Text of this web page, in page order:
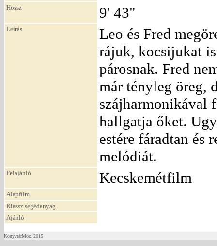
Hossz 9' 43"
Leírás
Leo és Fred
rájuk, kocsijukat
párosnak. Fred
már tényleg öreg,
szájharmonikával
hallgatja őket.
estére fáradtan és
melódiát.
Felajánló Kecskemétfilm
Alapfilm
Klassz segédanyag
Ajánló
KönyvtárMozi 2015